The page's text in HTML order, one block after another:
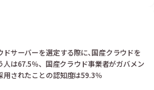
ドサーバーを選定する際に､国産クラウドを
人は67.5％、国産クラウド事業者がガバメン
用されたことの認知度は59.3％